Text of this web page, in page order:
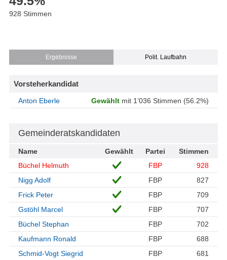
928 Stimmen
Ergebnisse Polit. Laufbahn
Vorsteherkandidat
Anton Eberle Gewählt mit 1’036 Stimmen (56.2%)
Gemeinderatskandidaten
Name Gewählt Partei
Stimmen
Büchel Helmuth
FBP
928
Nigg Adolf
FBP
827
Frick Peter
FBP
709
Gstöhl Marcel
FBP
707
Büchel Stephan
FBP
702
Kaufmann Ronald
FBP
688
Schmid-Vogt Siegrid
FBP 681